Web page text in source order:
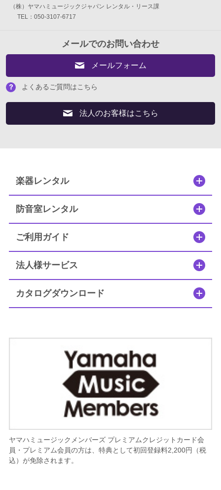
メールでのお問い合わせ
よくあるご質問はこちら
法人のお客様はこちら
閉じる
（株）ヤマハミュージックジャパン レンタル・リース課
TEL：050-3107-6717
メールでのお問い合わせ
メールフォーム
よくあるご質問はこちら
法人のお客様はこちら
楽器レンタル
防音室レンタル
ご利用ガイド
法人様サービス
カタログダウンロード
ヤマハミュージックメンバーズ プレミアムクレジットカード会
員・プレミアム会員の方は、特典として初回登録料2,200円（税
込）が免除されます。